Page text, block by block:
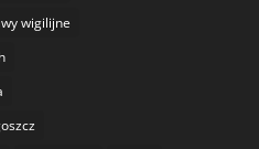
wigilijne